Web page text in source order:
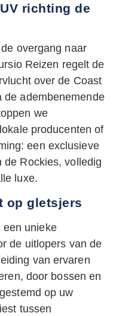
richting de
overgang naar
Reizen regelt de
over de Coast
de adembenemende
we
producenten of
een exclusieve
de Rockies, volledig
luxe.
op gletsjers
een unieke
de uitlopers van de
van ervaren
door bossen en
op uw
tussen